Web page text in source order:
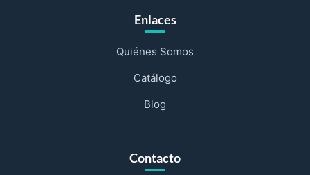
Enlaces
Quiénes Somos
Catálogo
Blog
Contacto